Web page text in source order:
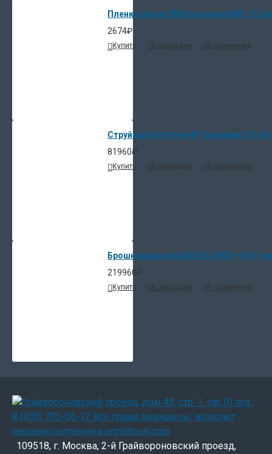
Пленка Oracal 8300 розовый 085,
2674₽
Купить В закладки В сравнение
Струйный плоттер HP Designjet 510
81960₽
Купить В закладки В сравнение
Брошюровщик KASFOLD 2000 + SOS
219960₽
Купить В закладки В сравнение
109518, г. Москва, 2-й Грайвороновский проезд,